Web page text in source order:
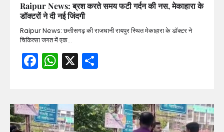
Raipur News: ब्रश करते समय फटी गर्दन की नस, मेकाहारा के
डॉक्टरों ने दी नई जिंदगी
Raipur News: छत्तीसगढ़ की राजधानी रायपुर स्थित मेकाहारा के डॉक्टर ने
चिकित्सा जगत में एक…
Facebook
WhatsApp
X